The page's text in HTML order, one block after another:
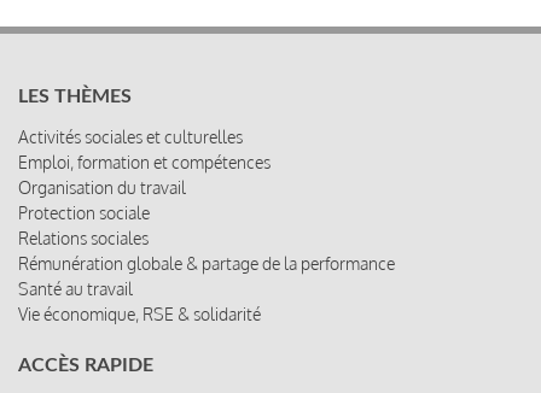
LES THÈMES
Activités sociales et culturelles
Emploi, formation et compétences
Organisation du travail
Protection sociale
Relations sociales
Rémunération globale & partage de la performance
Santé au travail
Vie économique, RSE & solidarité
ACCÈS RAPIDE